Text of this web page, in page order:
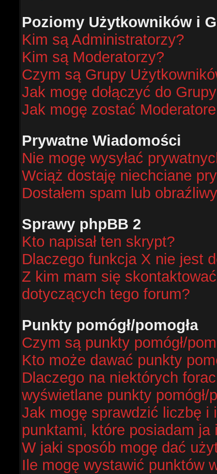
Poziomy Użytkowników i
Kim są Administratorzy?
Kim są Moderatorzy?
Czym są Grupy
Jak mogę dołączyć do
Jak mogę zostać
Prywatne Wiadomości
Nie mogę wysyłać
Wciąż dostaję niechciane
Dostałem spam lub
Sprawy phpBB 2
Kto napisał ten skrypt?
Dlaczego funkcja X nie jest
Z kim mam się
dotyczących tego forum?
Punkty pomógł/pomogła
Czym są punkty pomógł/
Kto może dawać punkty
Dlaczego na niektórych
wyświetlane punkty pomógł/
Jak mogę sprawdzić liczbę i
punktami, które posiadam
W jaki sposób mogę dać
Ile mogę wystawić punktów